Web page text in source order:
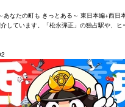
あなたの町も きっとある～ 東日本編+西日
介しています。「松永弾正」の独占駅や、